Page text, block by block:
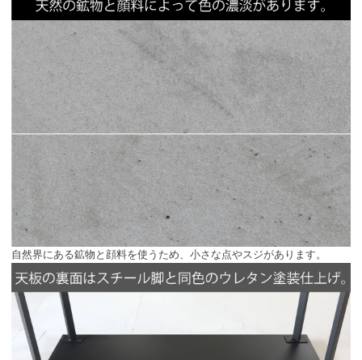
自然界にある鉱物と顔料を使うため、小さな点やスジがあります。